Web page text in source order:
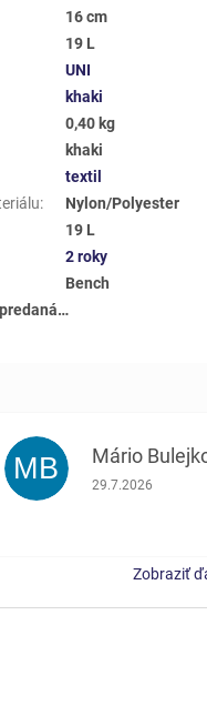
16 cm
19 L
UNI
khaki
0,40 kg
khaki
textil
:
Nylon/Polyester
19 L
2 roky
Bench
MB Mário
Hodnotenie
29.7.2026
Zobraziť